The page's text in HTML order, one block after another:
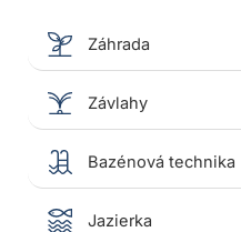
Záhrada
Závlahy
Bazénová technika
Jazierka